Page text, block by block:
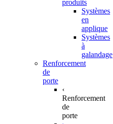
produits
Systèmes
en
applique
Systèmes
à
galandage
Renforcement
de
porte
‹
Renforcement
de
porte